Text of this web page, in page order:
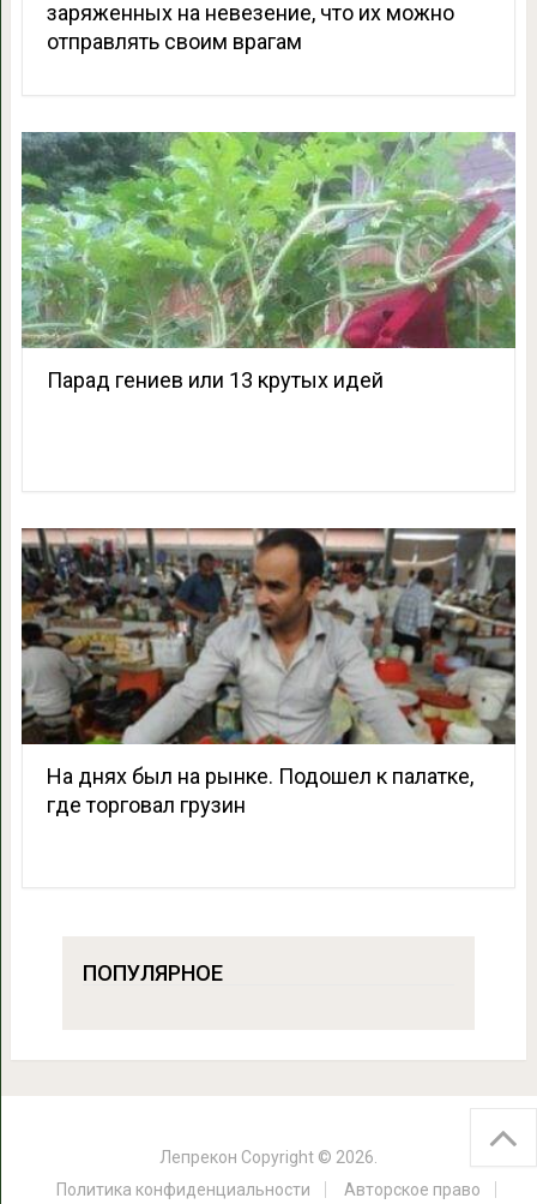
заряженных на невезение, что их можно
отправлять своим врагам
Парад гениев или 13 крутых идей
На днях был на рынке. Подошел к палатке,
где торговал грузин
ПОПУЛЯРНОЕ
Лепрекон Copyright © 2026.
Политика конфиденциальности
Авторское право